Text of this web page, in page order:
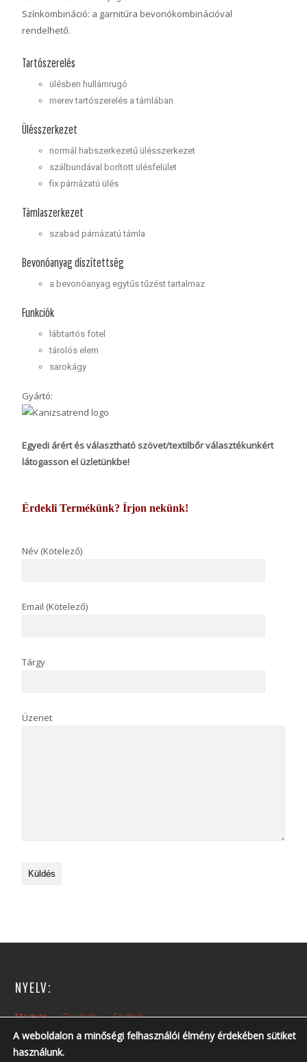
Színkombináció: a garnitúra bevonókombinációval
rendelhető.
Tartószerelés
ülésben hullámrugó
merev tartószerelés a támlában
Ülésszerkezet
normál habszerkezetű ülésszerkezet
szálbundával borított ülésfelület
fix párnázatú ülés
Támlaszerkezet
szabad párnázatú támla
Bevonóanyag díszítettség
a bevonóanyag egytűs tűzést tartalmaz
Funkciók
lábtartós fotel
tárolós elem
sarokágy
Gyártó:
Egyedi árért és választható szövet/textilbőr választékunkért
látogasson el üzletünkbe!
Érdekli Termékünk? Írjon nekünk!
Név (Kötelező)
Email (Kötelező)
Tárgy
Üzenet
NYELV:
Magyar Deutsch English
A weboldalon a minőségi felhasználói élmény érdekében sütiket
használunk.